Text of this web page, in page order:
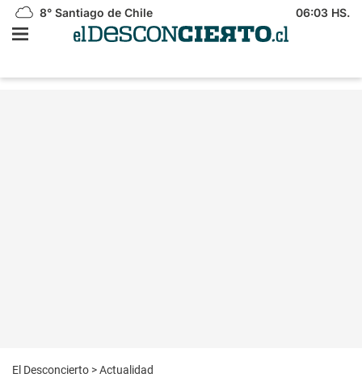
8° Santiago de Chile 06:03 HS.
El Desconcierto >Actualidad